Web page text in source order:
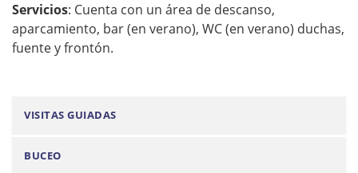
Servicios: Cuenta con un área de descanso,
aparcamiento, bar (en verano), WC (en verano) duchas,
fuente y frontón.
N
v
VISITAS GUIADAS
BUCEO